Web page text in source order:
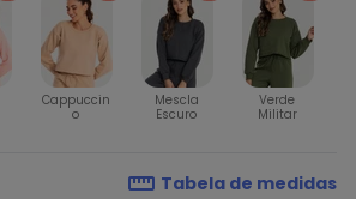
Cappuccin
o
Mescla
Escuro
Verde
Militar
Tabela de medidas